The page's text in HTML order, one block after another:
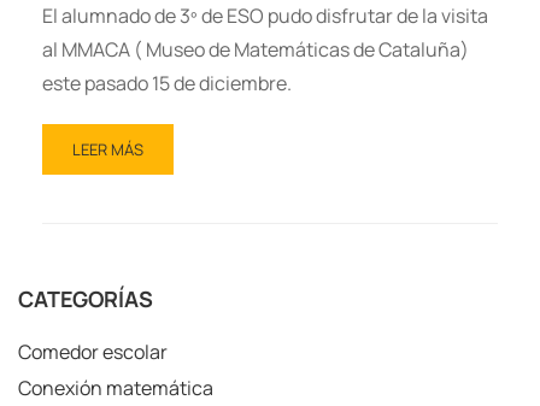
El alumnado de 3º de ESO pudo disfrutar de la visita
al MMACA ( Museo de Matemáticas de Cataluña)
este pasado 15 de diciembre.
LEER MÁS
CATEGORÍAS
Comedor escolar
Conexión matemática